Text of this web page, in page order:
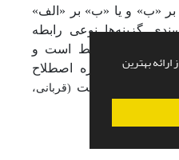
بهترین
بر «ب» و یا «ب» بر «الف»
گزینه‌ها نوعی رابطه
و هم مرتبط است و
کاربرد روزمره اصطلاح
کالا) منطبق است (قربانی،